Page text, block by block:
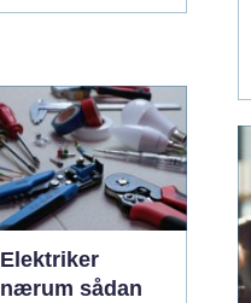
Elektriker
nærum sådan